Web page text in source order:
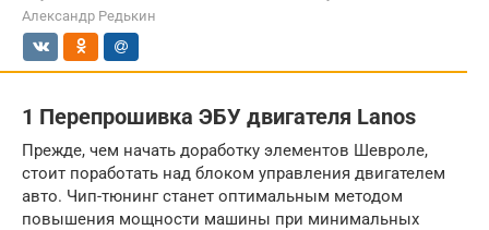
Александр Редькин
1 Перепрошивка ЭБУ двигателя Lanos
Прежде, чем начать доработку элементов Шевроле,
стоит поработать над блоком управления двигателем
авто. Чип-тюнинг станет оптимальным методом
повышения мощности машины при минимальных